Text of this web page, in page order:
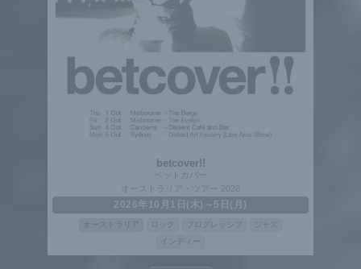
betcover!!
ベットカバー
オーストラリア・ツアー 2026
2026年10月1日(木)～5日(月)
オーストラリア ロック プログレッシブ
ジャズ
インディー